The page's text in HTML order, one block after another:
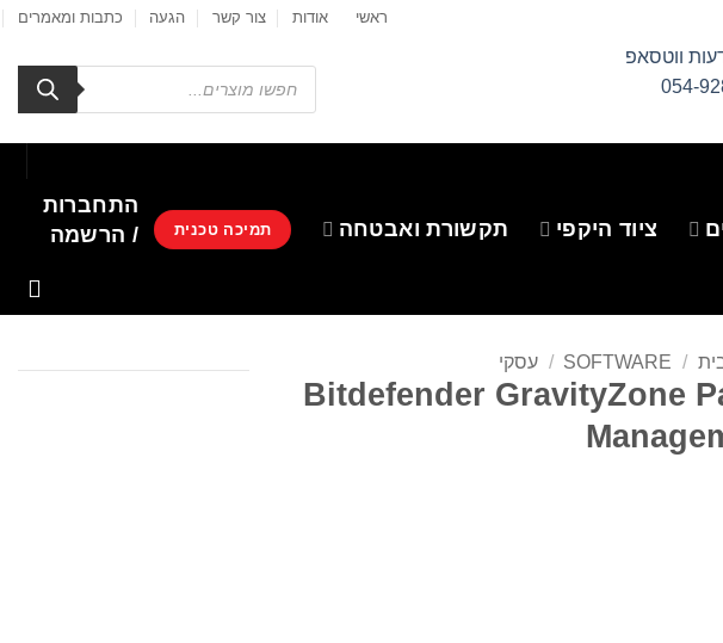
ראשי אודות צור קשר הגעה כתבות ומאמרים
ווטסאפ
054-
Products
search
ציוד היקפי תקשורת ואבטחה תמיכה טכנית
התחברות
/ הרשמה
/
SOFTWARE
/ עסקי
Bitdefender GravityZone